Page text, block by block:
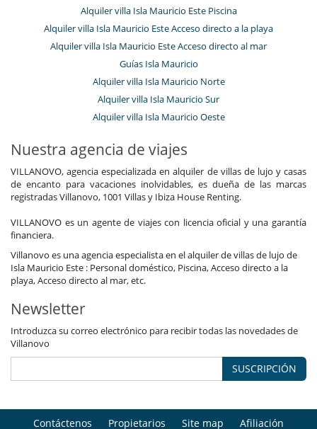
Alquiler villa Isla Mauricio Este Piscina
Alquiler villa Isla Mauricio Este Acceso directo a la playa
Alquiler villa Isla Mauricio Este Acceso directo al mar
Guías Isla Mauricio
Alquiler villa Isla Mauricio Norte
Alquiler villa Isla Mauricio Sur
Alquiler villa Isla Mauricio Oeste
Nuestra agencia de viajes
VILLANOVO, agencia especializada en alquiler de villas de lujo y casas
de encanto para vacaciones inolvidables, es dueña de las marcas
registradas Villanovo, 1001 Villas y Ibiza House Renting.
VILLANOVO es un agente de viajes con licencia oficial y una garantía
financiera.
Villanovo es una agencia especialista en el alquiler de villas de lujo de
Isla Mauricio Este : Personal doméstico, Piscina, Acceso directo a la
playa, Acceso directo al mar, etc.
Newsletter
Introduzca su correo electrónico para recibir todas las novedades de
Villanovo
SUSCRIPCIÓN
Contáctenos Propietarios Site map Afiliación